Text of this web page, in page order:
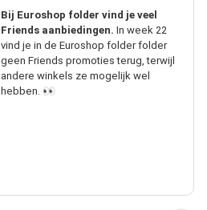
Bij Euroshop folder vind je veel
Friends aanbiedingen. In week 22
vind je in de Euroshop folder folder
geen Friends promoties terug, terwijl
andere winkels ze mogelijk wel
hebben. 👀